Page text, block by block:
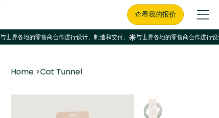
查看我的报价
Home >Cat Tunnel